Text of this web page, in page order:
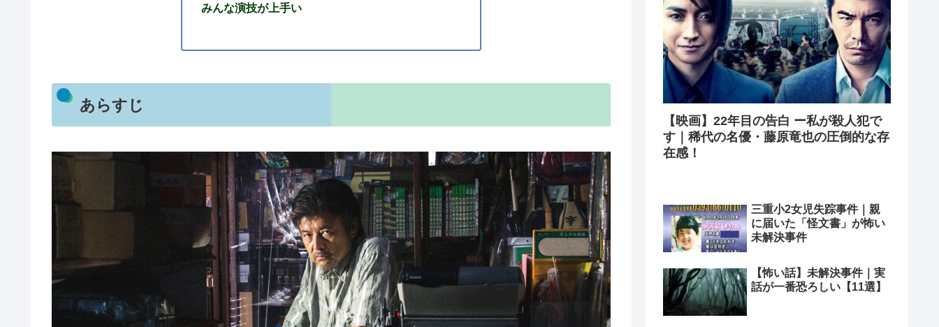
みんな演技が上手い
あらすじ
【映画】22年目の告白 ー私が殺人犯で
す｜稀代の名優・藤原竜也の圧倒的な存
在感！
三重小2女児失踪事件｜親
に届いた「怪文書」が怖い
未解決事件
【怖い話】未解決事件｜実
話が一番恐ろしい【11選】